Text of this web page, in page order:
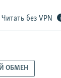
Читать без VPN
ОБМЕН